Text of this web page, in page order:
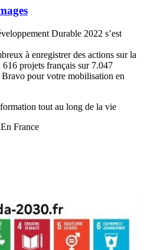
Durable 2022 s’est
à enregistrer des actions sur la
projets français sur 7.047
pour votre mobilisation en
tout au long de la vie
France